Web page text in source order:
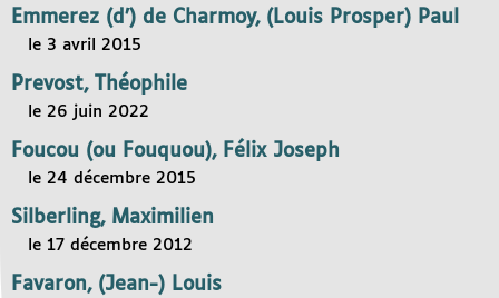
Emmerez (d’) de Charmoy, (Louis Prosper) Paul
le 3 avril 2015
Prevost, Théophile
le 26 juin 2022
Foucou (ou Fouquou), Félix Joseph
le 24 décembre 2015
Silberling, Maximilien
le 17 décembre 2012
Favaron, (Jean-) Louis